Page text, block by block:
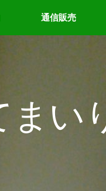
通信販売
い